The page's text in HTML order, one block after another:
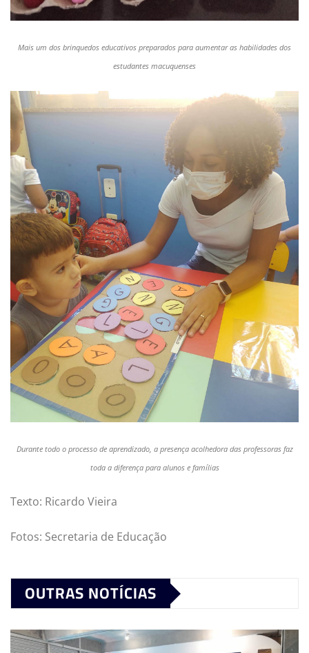
Mais um dos brinquedos educativos preparados para aumentar as habilidades dos
estudantes macuquenses
Durante todo o processo de aprendizado, a presença acolhedora das professoras faz
toda a diferença para alunos e famílias
Texto: Ricardo Vieira
Fotos: Secretaria de Educação
OUTRAS NOTÍCIAS